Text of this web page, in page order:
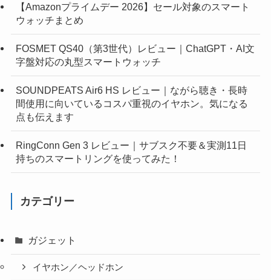
【Amazonプライムデー 2026】セール対象のスマート
ウォッチまとめ
FOSMET QS40（第3世代）レビュー｜ChatGPT・AI文
字盤対応の丸型スマートウォッチ
SOUNDPEATS Air6 HS レビュー｜ながら聴き・長時
間使用に向いているコスパ重視のイヤホン。気になる
点も伝えます
RingConn Gen 3 レビュー｜サブスク不要＆実測11日
持ちのスマートリングを使ってみた！
カテゴリー
ガジェット
イヤホン／ヘッドホン